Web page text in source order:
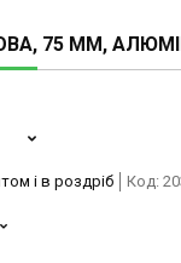
75 ММ,
і в роздріб Код: